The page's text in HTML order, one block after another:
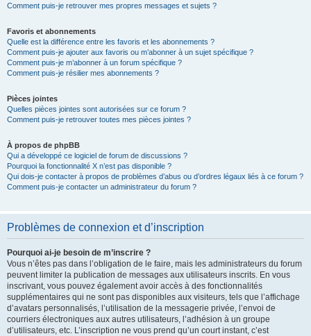
Comment puis-je retrouver mes propres messages et sujets ?
Favoris et abonnements
Quelle est la différence entre les favoris et les abonnements ?
Comment puis-je ajouter aux favoris ou m’abonner à un sujet spécifique ?
Comment puis-je m’abonner à un forum spécifique ?
Comment puis-je résilier mes abonnements ?
Pièces jointes
Quelles pièces jointes sont autorisées sur ce forum ?
Comment puis-je retrouver toutes mes pièces jointes ?
À propos de phpBB
Qui a développé ce logiciel de forum de discussions ?
Pourquoi la fonctionnalité X n’est pas disponible ?
Qui dois-je contacter à propos de problèmes d’abus ou d’ordres légaux liés à ce forum ?
Comment puis-je contacter un administrateur du forum ?
Problèmes de connexion et d’inscription
Pourquoi ai-je besoin de m’inscrire ?
Vous n’êtes pas dans l’obligation de le faire, mais les administrateurs du forum
peuvent limiter la publication de messages aux utilisateurs inscrits. En vous
inscrivant, vous pouvez également avoir accès à des fonctionnalités
supplémentaires qui ne sont pas disponibles aux visiteurs, tels que l’affichage
d’avatars personnalisés, l’utilisation de la messagerie privée, l’envoi de
courriers électroniques aux autres utilisateurs, l’adhésion à un groupe
d’utilisateurs, etc. L’inscription ne vous prend qu’un court instant, c’est